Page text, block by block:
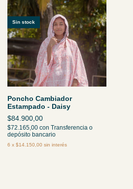
Sin stock
Poncho Cambiador
Estampado - Daisy
$84.900,00
$72.165,00 con Transferencia o
depósito bancario
6 x $14.150,00 sin interés